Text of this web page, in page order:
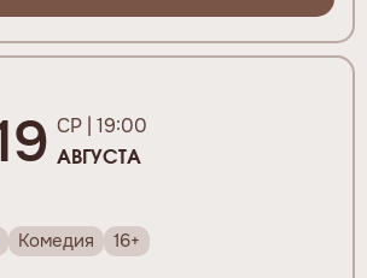
СР | 19:00
АВГУСТА
Комедия 16+